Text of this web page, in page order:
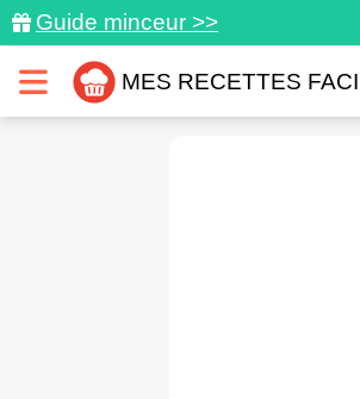
Guide minceur >>
MES RECETTES